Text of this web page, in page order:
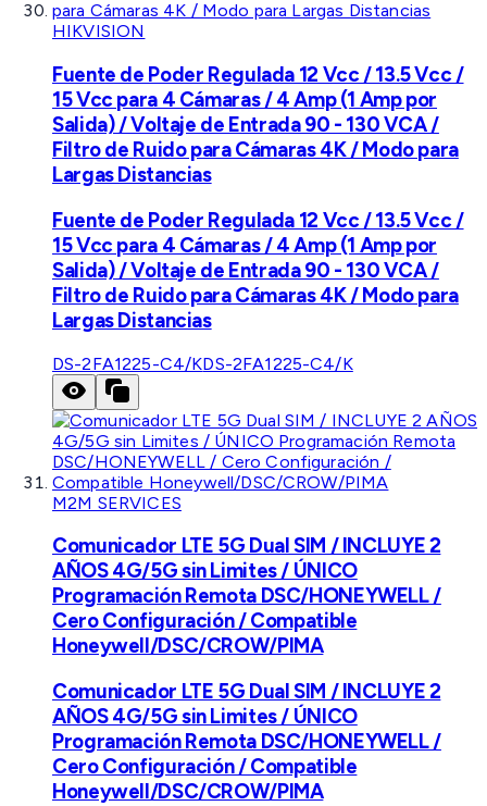
HIKVISION
Fuente de Poder Regulada 12 Vcc / 13.5 Vcc /
15 Vcc para 4 Cámaras / 4 Amp (1 Amp por
Salida) / Voltaje de Entrada 90 - 130 VCA /
Filtro de Ruido para Cámaras 4K / Modo para
Largas Distancias
Fuente de Poder Regulada 12 Vcc / 13.5 Vcc /
15 Vcc para 4 Cámaras / 4 Amp (1 Amp por
Salida) / Voltaje de Entrada 90 - 130 VCA /
Filtro de Ruido para Cámaras 4K / Modo para
Largas Distancias
DS-2FA1225-C4/KDS-2FA1225-C4/K
M2M SERVICES
Comunicador LTE 5G Dual SIM / INCLUYE 2
AÑOS 4G/5G sin Limites / ÚNICO
Programación Remota DSC/HONEYWELL /
Cero Configuración / Compatible
Honeywell/DSC/CROW/PIMA
Comunicador LTE 5G Dual SIM / INCLUYE 2
AÑOS 4G/5G sin Limites / ÚNICO
Programación Remota DSC/HONEYWELL /
Cero Configuración / Compatible
Honeywell/DSC/CROW/PIMA